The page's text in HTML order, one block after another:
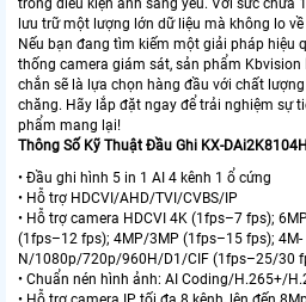
trong điều kiện ánh sáng yếu. Với sức chứa
lưu trữ một lượng lớn dữ liệu mà không lo
Nếu bạn đang tìm kiếm một giải pháp hiệu
thống camera giám sát, sản phẩm Kbvision
chắn sẽ là lựa chọn hàng đầu với chất
chăng. Hãy lắp đặt ngay để trải nghiệm sự
phẩm mang lại!
Thông Số Kỹ Thuật Đầu Ghi KX-
• Đầu ghi hình 5 in 1 AI 4 kênh 1 ổ cứng
• Hỗ trợ HDCVI/AHD/TVI/CVBS/IP
• Hỗ trợ camera HDCVI 4K (1fps–7 fps);
(1fps–12 fps); 4MP/3MP (1fps–15 fps); 4M-
N/1080p/720p/960H/D1/CIF (1fps–25/30
• Chuẩn nén hình ảnh: AI Coding/H.265+/